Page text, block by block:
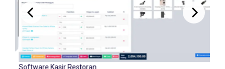
Software Kasir Retail